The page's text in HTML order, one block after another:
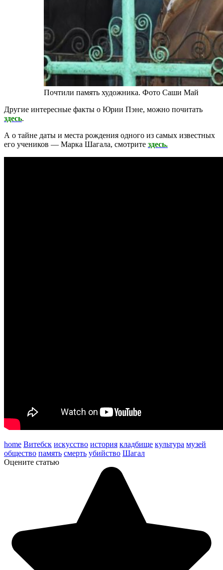
Почтили память художника. Фото Саши Май
Другие интересные факты о Юрии Пэне, можно почитать
здесь.
А о тайне даты и места рождения одного из самых известных
его учеников — Марка Шагала, смотрите здесь.
home Витебск искусство история кладбище культура музей
общество память смерть убийство Шагал
Оцените статью